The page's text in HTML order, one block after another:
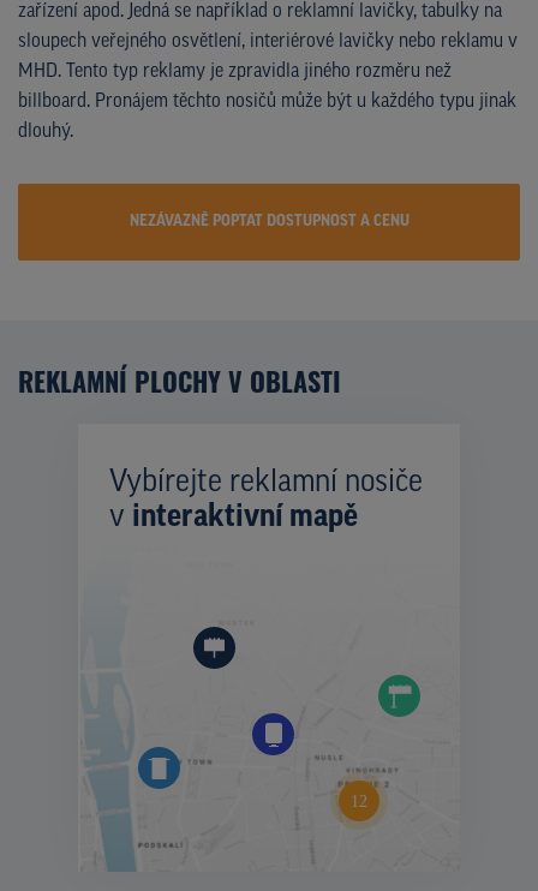
zařízení apod. Jedná se například o reklamní lavičky, tabulky na
sloupech veřejného osvětlení, interiérové lavičky nebo reklamu v
MHD. Tento typ reklamy je zpravidla jiného rozměru než
billboard. Pronájem těchto nosičů může být u každého typu jinak
dlouhý.
NEZÁVAZNĚ POPTAT DOSTUPNOST A CENU
REKLAMNÍ PLOCHY V OBLASTI
Vybírejte reklamní nosiče
v interaktivní mapě